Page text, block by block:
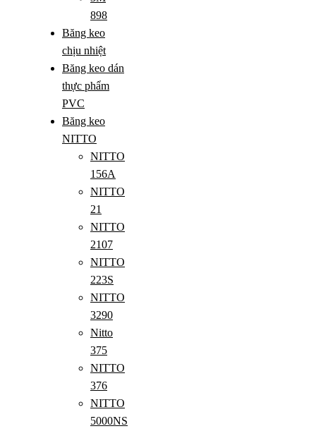
898
Băng keo
chịu nhiệt
Băng keo dán
thực phẩm
PVC
Băng keo
NITTO
NITTO
156A
NITTO
21
NITTO
2107
NITTO
223S
NITTO
3290
Nitto
375
NITTO
376
NITTO
5000NS